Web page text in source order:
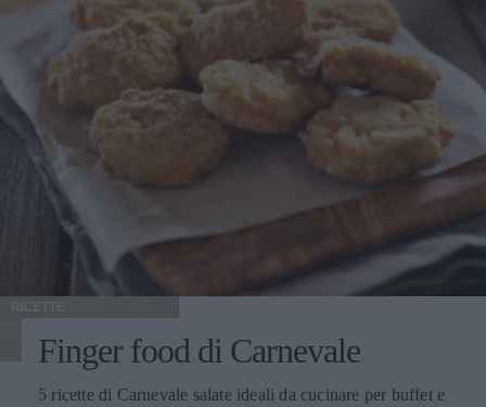
RICETTE
Finger food di Carnevale
5 ricette di Carnevale salate ideali da cucinare per buffet e